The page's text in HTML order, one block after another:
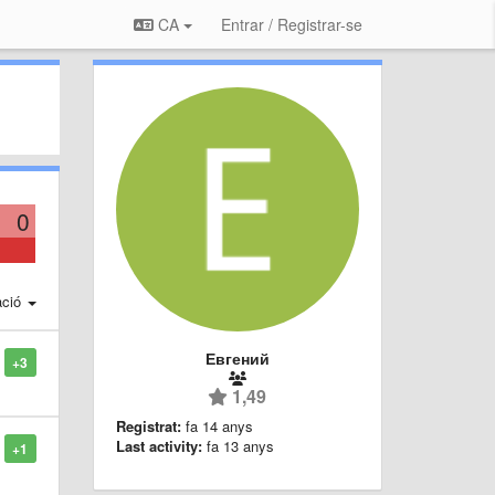
CA Entrar / Registrar-se
0
+3
+1
Евгений
1,49
Registrat: fa 14 anys
Last activity: fa 13 anys